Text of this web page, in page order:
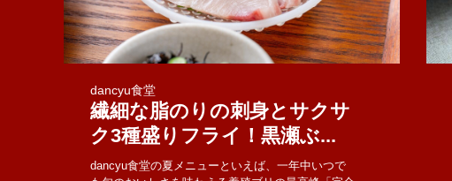
dancyu食堂
繊細な脂のりの刺身とサクサ
ク3種盛りフライ！黒瀬ぶ...
dancyu食堂の夏メニューといえば、一年中いつで